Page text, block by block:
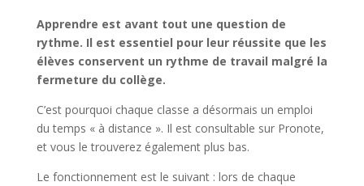
Apprendre est avant tout une question de
rythme. Il est essentiel pour leur réussite que les
élèves conservent un rythme de travail malgré la
fermeture du collège.
C’est pourquoi chaque classe a désormais un emploi
du temps « à distance ». Il est consultable sur Pronote,
et vous le trouverez également plus bas.
Le fonctionnement est le suivant : lors de chaque